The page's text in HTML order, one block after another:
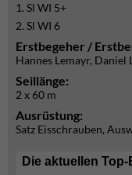
1. Sl WI 5+
2. Sl WI 6
Erstbegeher /
Hannes Lemayr,
Seillänge:
2 x 60 m
Ausrüstung:
Satz Eisschrauben,
Die aktuellen